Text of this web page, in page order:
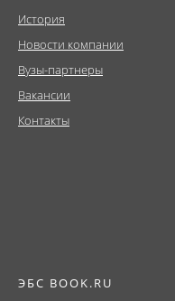
История
Новости компании
Вузы-партнеры
Вакансии
Контакты
ЭБС BOOK.RU